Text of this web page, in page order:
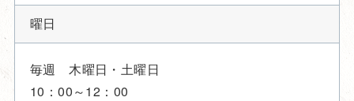
曜日
毎週 木曜日・土曜日
10：00～12：00